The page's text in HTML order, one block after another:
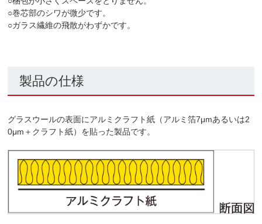
○巻芯部のシワが微少です。
○ガラス繊維の飛散がわずかです。
製品の仕様
グラスウールの表面にアルミクラフト紙（アルミ箔7μmあるいは2
0μm＋クラフト紙）を貼った製品です。